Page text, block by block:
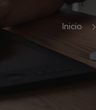
Inicio